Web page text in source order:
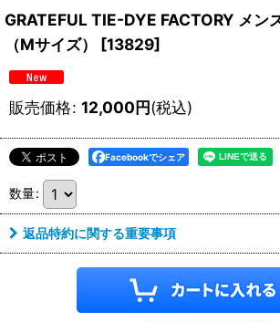
GRATEFUL TIE-DYE FACTORY メン
（Mサイズ）
[13829]
販売価格: 12,000円(税込)
Facebookでシェア
数量:
返品特約に関する重要事項